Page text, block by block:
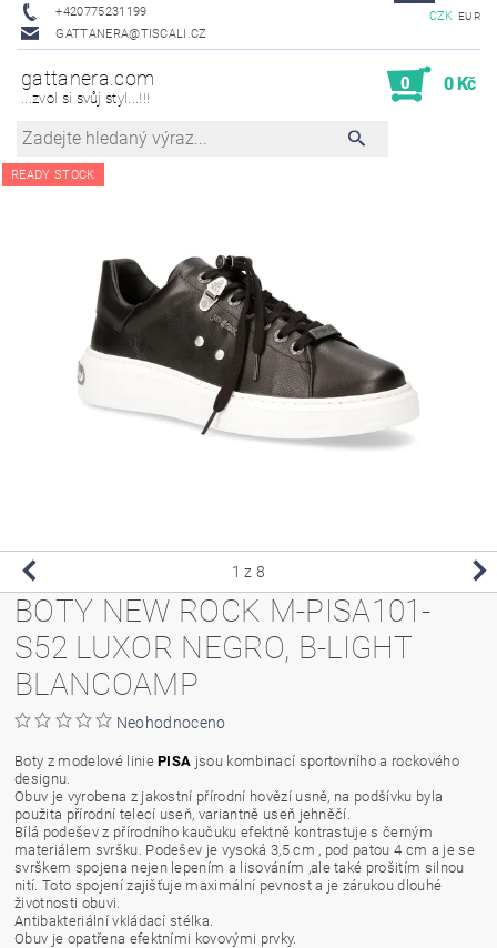
+420775231199
GATTANERA@TISCALI.CZ
CZK EUR
gattanera.com
...zvol si svůj styl...!!!
0 0 Kč
READY STOCK
1 z 8
BOTY NEW ROCK M-PISA101-
S52 LUXOR NEGRO, B-LIGHT
BLANCOAMP
Neohodnoceno
Boty z modelové liniePISA jsou kombinací sportovního a rockového
designu.
Obuv je vyrobena z jakostní přírodní hovězí usně, na podšívku byla
použita přírodní telecí useň, variantně useň jehněčí.
Bílá podešev z přírodního kaučuku efektně kontrastuje s černým
materiálem svršku. Podešev je vysoká 3,5 cm , pod patou 4 cm a je se
svrškem spojena nejen lepením a lisováním ,ale také prošitím silnou
nití. Toto spojení zajišťuje maximální pevnost a je zárukou dlouhé
životnosti obuvi.
Antibakteriální vkládací stélka.
Obuv je opatřena efektními kovovými prvky.